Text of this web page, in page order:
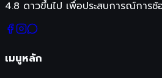
4.8 ดาวขึ้นไป เพื่อประสบการณ์กา
เมนูหลัก